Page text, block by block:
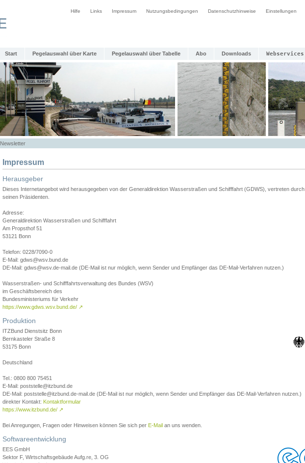
Hilfe Links Impressum Nutzungsbedingungen Datenschutzhinweise Einstellungen
Start Pegelauswahl über Karte Pegelauswahl über Tabelle Abo Downloads Webservices
Newsletter
Impressum
Herausgeber
Dieses Internetangebot wird herausgegeben von der Generaldirektion Wasserstraßen und Schifffahrt (GDWS), vertreten durch
seinen Präsidenten.
Adresse:
Generaldirektion Wasserstraßen und Schifffahrt
Am Propsthof 51
53121 Bonn
Telefon: 0228/7090-0
E-Mail: gdws@wsv.bund.de
DE-Mail: gdws@wsv.de-mail.de (DE-Mail ist nur möglich, wenn Sender und Empfänger das DE-Mail-Verfahren nutzen.)
Wasserstraßen- und Schifffahrtsverwaltung des Bundes (WSV)
im Geschäftsbereich des
Bundesministeriums für Verkehr
https://www.gdws.wsv.bund.de/ ↗
Produktion
ITZBund Dienstsitz Bonn
Bernkasteler Straße 8
53175 Bonn
Deutschland
Tel.: 0800 800 75451
E-Mail: poststelle@itzbund.de
DE-Mail: poststelle@itzbund.de-mail.de (DE-Mail ist nur möglich, wenn Sender und Empfänger das DE-Mail-Verfahren nutzen.)
direkter Kontakt: Kontaktformular
https://www.itzbund.de/ ↗
Bei Anregungen, Fragen oder Hinweisen können Sie sich per E-Mail an uns wenden.
Softwareentwicklung
EES GmbH
Sektor F, Wirtschaftsgebäude Aufg.re, 3. OG